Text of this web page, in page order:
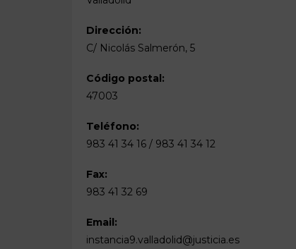
Dirección:
C/ Nicolás Salmerón, 5
Código postal:
47003
Teléfono:
983 41 34 16 / 983 41 34 12
Fax:
983 41 32 69
Email:
instancia9.valladolid@justicia.es